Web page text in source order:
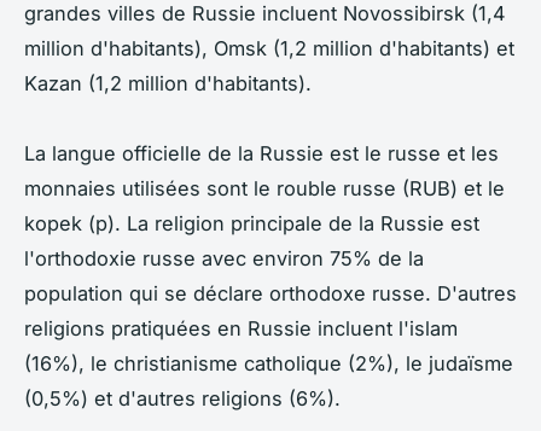
grandes villes de Russie incluent Novossibirsk (1,4
million d'habitants), Omsk (1,2 million d'habitants) et
Kazan (1,2 million d'habitants).
La langue officielle de la Russie est le russe et les
monnaies utilisées sont le rouble russe (RUB) et le
kopek (p). La religion principale de la Russie est
l'orthodoxie russe avec environ 75% de la
population qui se déclare orthodoxe russe. D'autres
religions pratiquées en Russie incluent l'islam
(16%), le christianisme catholique (2%), le judaïsme
(0,5%) et d'autres religions (6%).